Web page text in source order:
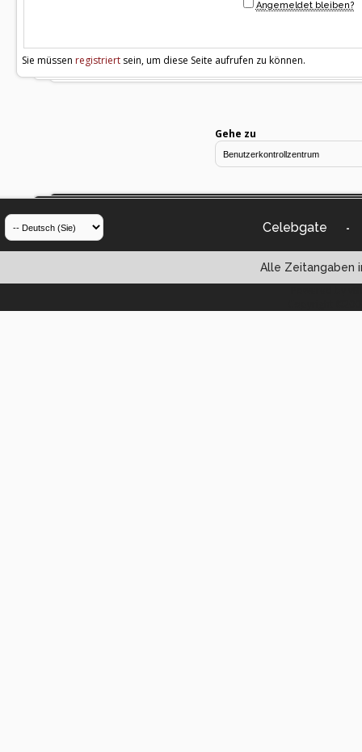
Angemeldet bleiben?
Sie müssen registriert sein, um diese Seite aufrufen zu können.
Gehe zu
Celebgate -
Alle Zeitangaben